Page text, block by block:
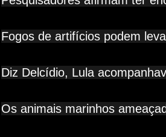
Fogos de artifícios podem
Diz Delcídio, Lula
Os animais marinhos